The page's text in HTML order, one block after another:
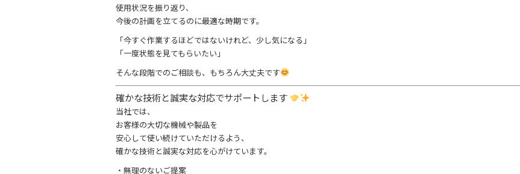
使用状況を振り返り、
今後の計画を立てるのに最適な時期です。
「今すぐ作業するほどではないけれど、少し気になる」
「一度状態を見てもらいたい」
そんな段階でのご相談も、もちろん大丈夫です
確かな技術と誠実な対応でサポートします
当社では、
お客様の大切な機械や製品を
安心して使い続けていただけるよう、
確かな技術と誠実な対応を心がけています。
・無理のないご提案